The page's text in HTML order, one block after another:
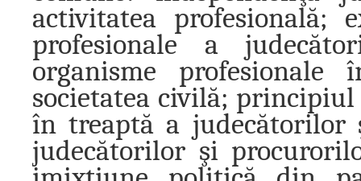
activitatea profesională;
profesionale a
organisme
societatea civilă;
în treaptă a judecătorilor
judecătorilor şi